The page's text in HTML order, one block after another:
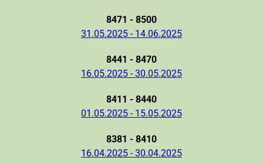
8471 - 8500
31.05.2025 - 14.06.2025
8441 - 8470
16.05.2025 - 30.05.2025
8411 - 8440
01.05.2025 - 15.05.2025
8381 - 8410
16.04.2025 - 30.04.2025